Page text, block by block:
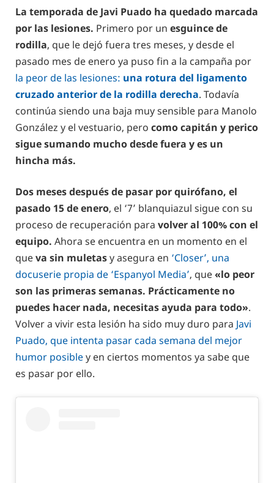
La temporada de Javi Puado ha quedado marcada
por las lesiones. Primero por un esguince de
rodilla, que le dejó fuera tres meses, y desde el
pasado mes de enero ya puso fin a la campaña por
la peor de las lesiones: una rotura del ligamento
cruzado anterior de la rodilla derecha. Todavía
continúa siendo una baja muy sensible para Manolo
González y el vestuario, pero como capitán y perico
sigue sumando mucho desde fuera y es un
hincha más.
Dos meses después de pasar por quirófano, el
pasado 15 de enero, el ‘7’ blanquiazul sigue con su
proceso de recuperación para volver al 100% con el
equipo. Ahora se encuentra en un momento en el
queva sin muletasy asegura en ‘Closer’, una
docuserie propia de ‘Espanyol Media’, que«lo peor
son las primeras semanas. Prácticamente no
puedes hacer nada, necesitas ayuda para todo».
Volver a vivir esta lesión ha sido muy duro para Javi
Puado, que intenta pasar cada semana del mejor
humor posibley en ciertos momentos ya sabe que
es pasar por ello.